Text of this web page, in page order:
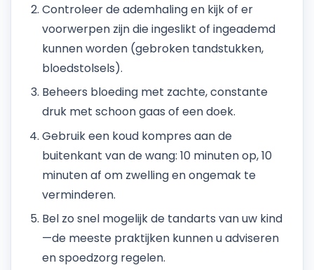
Controleer de ademhaling en kijk of er
voorwerpen zijn die ingeslikt of ingeademd
kunnen worden (gebroken tandstukken,
bloedstolsels).
Beheers bloeding met zachte, constante
druk met schoon gaas of een doek.
Gebruik een koud kompres aan de
buitenkant van de wang: 10 minuten op, 10
minuten af om zwelling en ongemak te
verminderen.
Bel zo snel mogelijk de tandarts van uw kind
—de meeste praktijken kunnen u adviseren
en spoedzorg regelen.